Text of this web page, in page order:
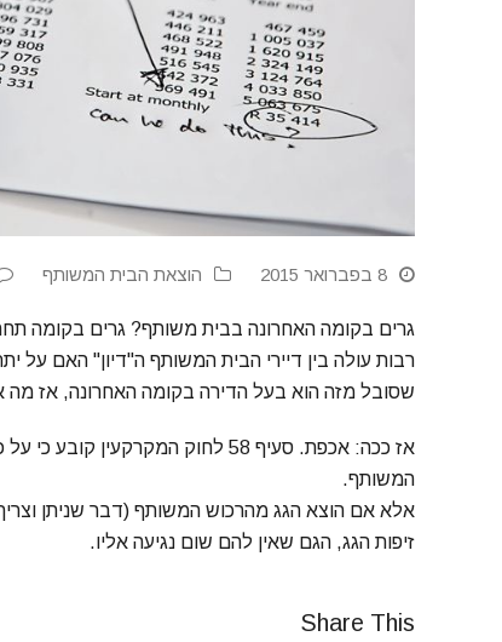
8 בפברואר 2015 הוצאת הבית המשותף
גרים בקומה האחרונה בבית משותף? גרים בקומה
רבות עולה בין דיירי הבית המשותף ה"דיון" האם על
שסובל מזה הוא בעל הדירה בקומה האחרונה, אז מה
אז ככה: אכפת. סעיף 58 לחוק
המשותף.
אלא אם הוצא הגג מהרכוש המשותף (דבר שניתן
זיפות הגג, הגם שאין להם שום נגיעה אליו.
Share This